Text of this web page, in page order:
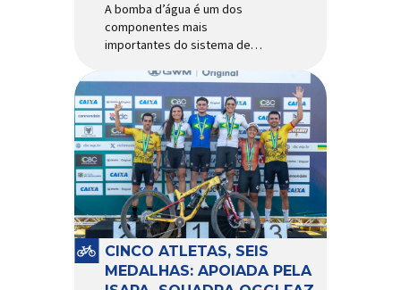
A bomba d’água é um dos
componentes mais
importantes do sistema de
garantir a circulação contínua
do líquido de arrefecimento
entre motor, radiador e demais
componentes do sistema,
controlando a temperatura de
operação e evitando
superaquecimentos. Por
trabalhar constantemente
enquanto o motor está em
funcionamento, a bomba
d’água exige não apenas […]
CINCO ATLETAS, SEIS
MEDALHAS: APOIADA PELA